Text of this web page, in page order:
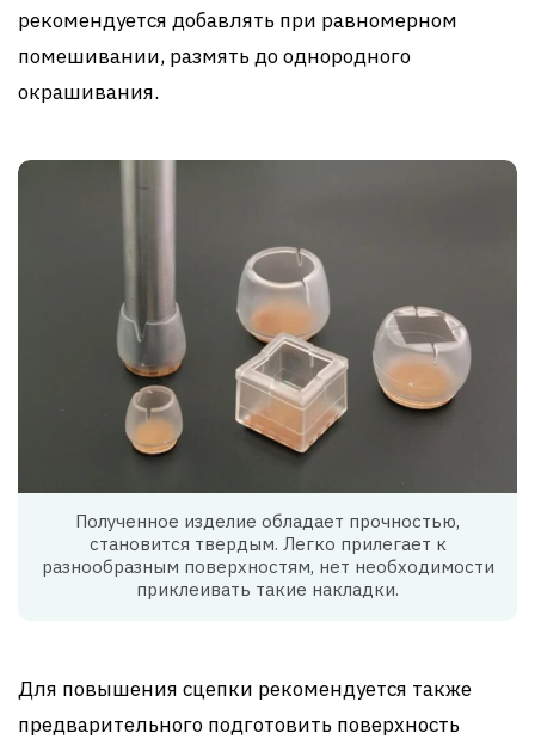
рекомендуется добавлять при равномерном
помешивании, размять до однородного
окрашивания.
Полученное изделие обладает прочностью,
становится твердым. Легко прилегает к
разнообразным поверхностям, нет необходимости
приклеивать такие накладки.
Для повышения сцепки рекомендуется также
предварительного подготовить поверхность